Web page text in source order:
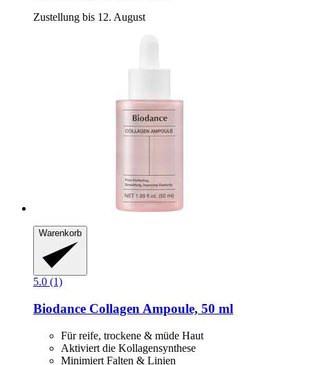
Zustellung bis 12. August
Warenkorb
5.0 (1)
Biodance Collagen Ampoule, 50 ml
Für reife, trockene & müde Haut
Aktiviert die Kollagensynthese
Minimiert Falten & Linien